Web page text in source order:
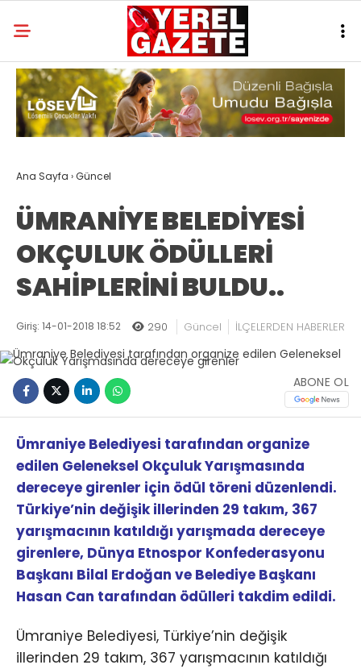
Ana Sayfa ›Güncel
ÜMRANİYE BELEDİYESİ
OKÇULUK ÖDÜLLERİ
SAHİPLERİNİ BULDU..
Giriş: 14-01-2018 18:52 290 Güncel İLÇELERDEN HABERLER
ABONE OL
Ümraniye Belediyesi tarafından organize
edilen Geleneksel Okçuluk Yarışmasında
dereceye girenler için ödül töreni düzenlendi.
Türkiye’nin değişik illerinden 29 takım, 367
yarışmacının katıldığı yarışmada dereceye
girenlere, Dünya Etnospor Konfederasyonu
Başkanı Bilal Erdoğan ve Belediye Başkanı
Hasan Can tarafından ödülleri takdim edildi.
‪Ümraniye Belediyesi, Türkiye’nin değişik
illerinden 29 takım, 367 yarışmacının katıldığı